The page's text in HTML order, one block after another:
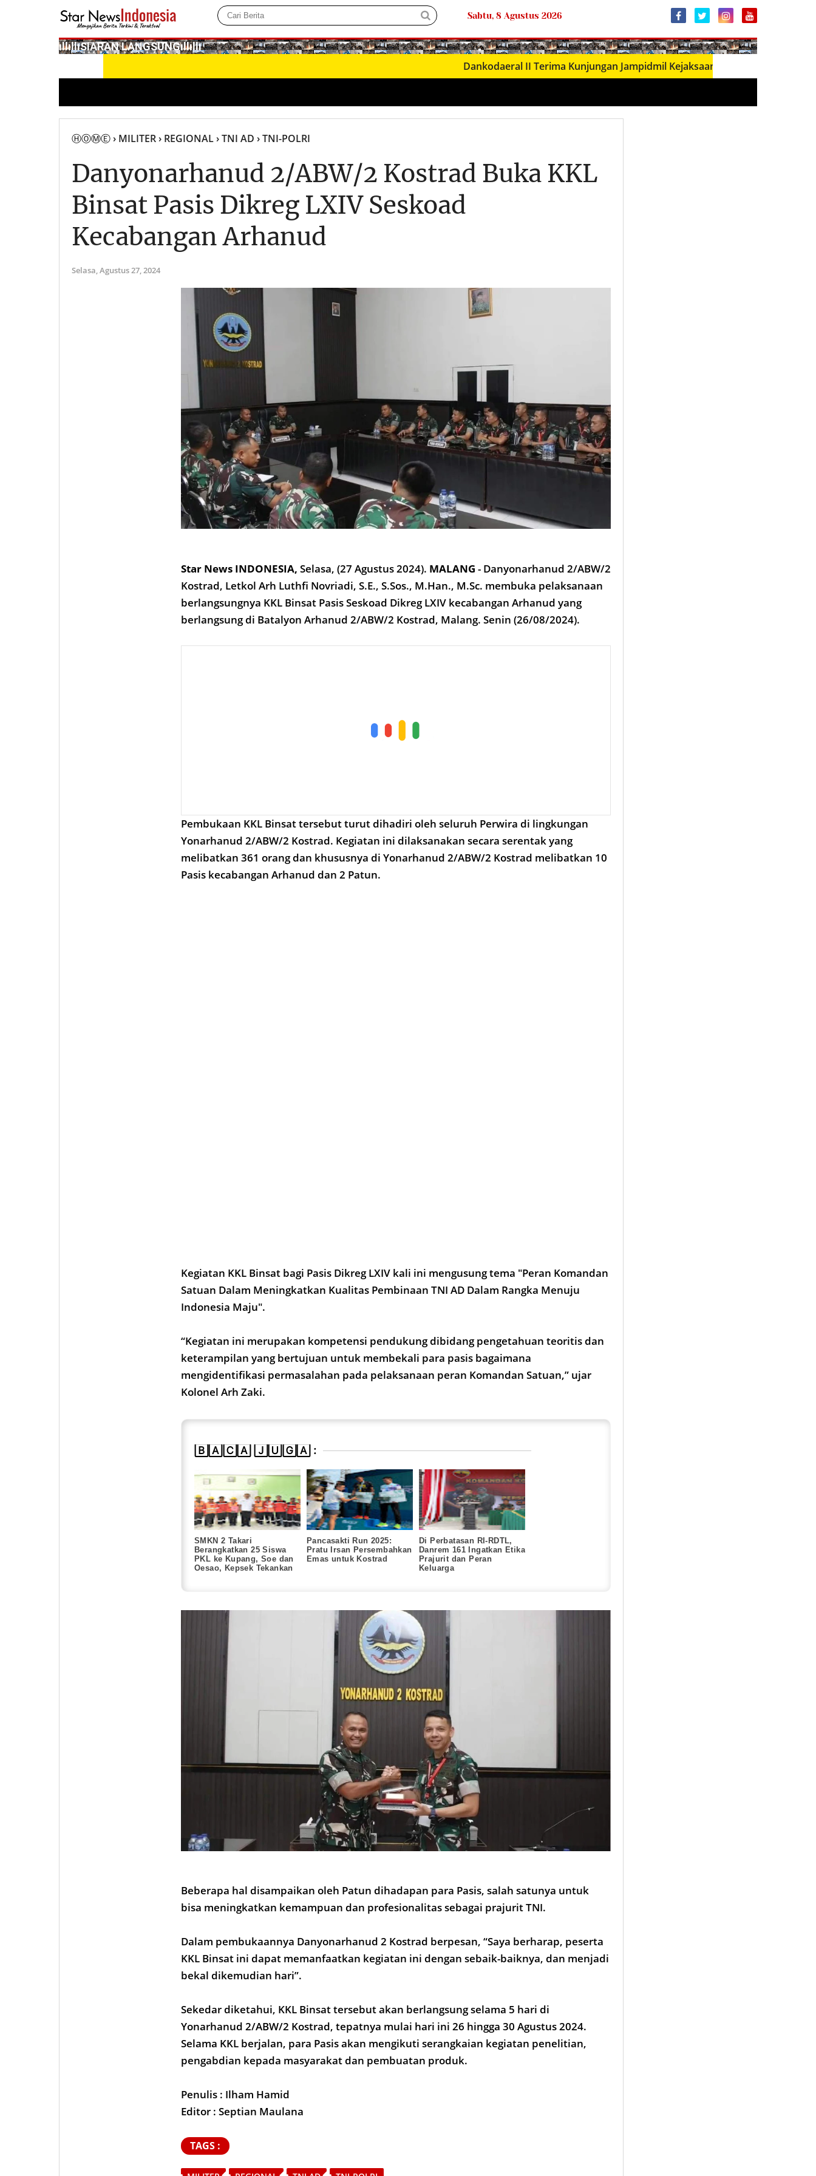
Sabtu, 8 Agustus 2026
­ıllıllıS͙I͙A͙R͙A͙N͙ L͙A͙N͙G͙S͙U͙N͙G͙ıllıllı ● LIVΞ Tᐯ
Dankodaeral II Terima Kunjungan Jampidmil Kejaksaan Agung RI, Perkuat Sinergi
ⒽⓄⓂⒺ› MILITER› REGIONAL› TNI AD › TNI-POLRI
Danyonarhanud 2/ABW/2 Kostrad Buka KKL
Binsat Pasis Dikreg LXIV Seskoad
Kecabangan Arhanud
Selasa,Agustus 27, 2024
Star News INDONESIA, Selasa, (27 Agustus 2024). MALANG - Danyonarhanud 2/ABW/2
Kostrad, Letkol Arh Luthfi Novriadi, S.E., S.Sos., M.Han., M.Sc. membuka pelaksanaan
berlangsungnya KKL Binsat Pasis Seskoad Dikreg LXIV kecabangan Arhanud yang
berlangsung di Batalyon Arhanud 2/ABW/2 Kostrad, Malang. Senin (26/08/2024).
Pembukaan KKL Binsat tersebut turut dihadiri oleh seluruh Perwira di lingkungan
Yonarhanud 2/ABW/2 Kostrad. Kegiatan ini dilaksanakan secara serentak yang
melibatkan 361 orang dan khususnya di Yonarhanud 2/ABW/2 Kostrad melibatkan 10
Pasis kecabangan Arhanud dan 2 Patun.
Kegiatan KKL Binsat bagi Pasis Dikreg LXIV kali ini mengusung tema "Peran Komandan
Satuan Dalam Meningkatkan Kualitas Pembinaan TNI AD Dalam Rangka Menuju
Indonesia Maju".
“Kegiatan ini merupakan kompetensi pendukung dibidang pengetahuan teoritis dan
keterampilan yang bertujuan untuk membekali para pasis bagaimana
mengidentifikasi permasalahan pada pelaksanaan peran Komandan Satuan,” ujar
Kolonel Arh Zaki.
🄱🄰🄲🄰 🄹🅄🄶🄰 :
SMKN 2 Takari
Berangkatkan 25 Siswa
PKL ke Kupang, Soe dan
Oesao, Kepsek Tekankan
Pancasakti Run 2025:
Pratu Irsan Persembahkan
Emas untuk Kostrad
Di Perbatasan RI-RDTL,
Danrem 161 Ingatkan Etika
Prajurit dan Peran
Keluarga
Beberapa hal disampaikan oleh Patun dihadapan para Pasis, salah satunya untuk
bisa meningkatkan kemampuan dan profesionalitas sebagai prajurit TNI.
Dalam pembukaannya Danyonarhanud 2 Kostrad berpesan, “Saya berharap, peserta
KKL Binsat ini dapat memanfaatkan kegiatan ini dengan sebaik-baiknya, dan menjadi
bekal dikemudian hari”.
Sekedar diketahui, KKL Binsat tersebut akan berlangsung selama 5 hari di
Yonarhanud 2/ABW/2 Kostrad, tepatnya mulai hari ini 26 hingga 30 Agustus 2024.
Selama KKL berjalan, para Pasis akan mengikuti serangkaian kegiatan penelitian,
pengabdian kepada masyarakat dan pembuatan produk.
Penulis : Ilham Hamid
Editor : Septian Maulana
TAGS :